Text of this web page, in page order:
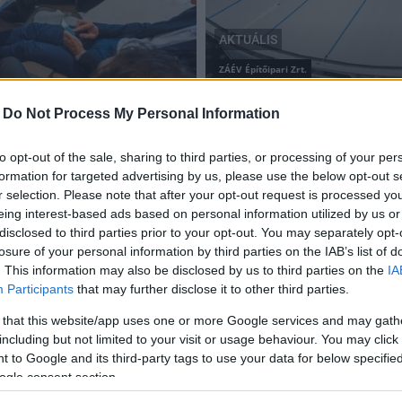
Do Not Process My Personal Information
opt-out of the sale, sharing to third parties, or processing of your
for targeted advertising by us, please use the below opt-out
selection. Please note that after your opt-out request is processed
interest-based ads based on personal information utilized by us
to third parties prior to your opt-out. You may separately
of your personal information by third parties on the IAB’s list of
This information may also be disclosed by us to third parties on the
Participants that may further disclose it to other third parties.
that this website/app uses one or more Google services and may
but not limited to your visit or usage behaviour. You may
to Google and its third-party tags to use your data for below
consent section.
sajtóban
AKTUÁLIS
ZÁÉV Építőipari Zrt.
Így néz ki a
fotókkal